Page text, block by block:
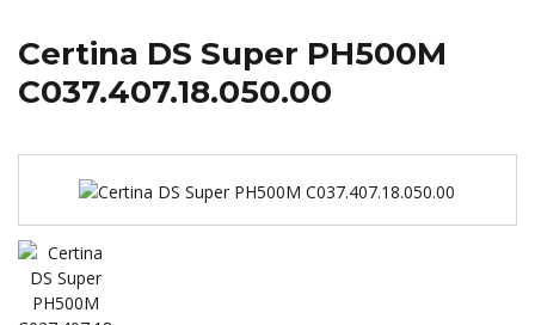
Certina DS Super PH500M
C037.407.18.050.00